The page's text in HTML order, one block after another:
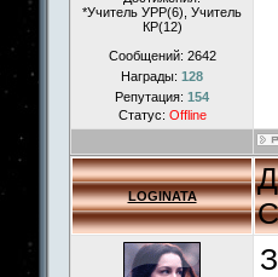
*Учитель УРР(6), Учитель
КР(12)
Сообщений: 2642
Награды: 128
Репутация: 154
Статус: Offline
LOGINATA